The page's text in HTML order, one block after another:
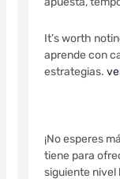
It’s worth
aprende con
estrategias.
¡No esperes
tiene para
siguiente nivel